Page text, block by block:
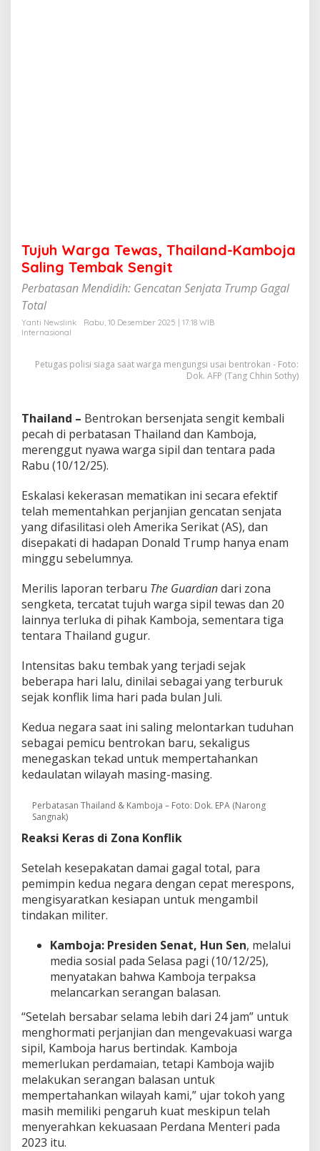
o
j
a
S
i
T
a
k
S
e
i
t
Tujuh Warga Tewas, Thailand-Kamboja
Saling Tembak Sengit
Perbatasan Mendidih: Gencatan Senjata Trump Gagal
Total
Yanti Newslink
Rabu, 10 Desember 2025 | 17:18 WIB
Internasional
Petugas polisi siaga saat warga mengungsi usai bentrokan - Foto:
Dok. AFP (Tang Chhin Sothy)
Thailand – Bentrokan bersenjata sengit kembali
pecah di perbatasan Thailand dan Kamboja,
merenggut nyawa warga sipil dan tentara pada
Rabu (10/12/25).
Eskalasi kekerasan mematikan ini secara efektif
telah mementahkan perjanjian gencatan senjata
yang difasilitasi oleh Amerika Serikat (AS), dan
disepakati di hadapan Donald Trump hanya enam
minggu sebelumnya.
Merilis laporan terbaru The Guardiandari zona
sengketa, tercatat tujuh warga sipil tewas dan 20
lainnya terluka di pihak Kamboja, sementara tiga
tentara Thailand gugur.
Intensitas baku tembak yang terjadi sejak
beberapa hari lalu, dinilai sebagai yang terburuk
sejak konflik lima hari pada bulan Juli.
Kedua negara saat ini saling melontarkan tuduhan
sebagai pemicu bentrokan baru, sekaligus
menegaskan tekad untuk mempertahankan
kedaulatan wilayah masing-masing.
Perbatasan Thailand & Kamboja – Foto: Dok. EPA (Narong
Sangnak)
Reaksi Keras di Zona Konflik
Setelah kesepakatan damai gagal total, para
pemimpin kedua negara dengan cepat merespons,
mengisyaratkan kesiapan untuk mengambil
tindakan militer.
Kamboja: Presiden Senat, Hun Sen, melalui
media sosial pada Selasa pagi (10/12/25),
menyatakan bahwa Kamboja terpaksa
melancarkan serangan balasan.
“Setelah bersabar selama lebih dari 24 jam” untuk
menghormati perjanjian dan mengevakuasi warga
sipil, Kamboja harus bertindak. Kamboja
memerlukan perdamaian, tetapi Kamboja wajib
melakukan serangan balasan untuk
mempertahankan wilayah kami,” ujar tokoh yang
masih memiliki pengaruh kuat meskipun telah
menyerahkan kekuasaan Perdana Menteri pada
2023 itu.